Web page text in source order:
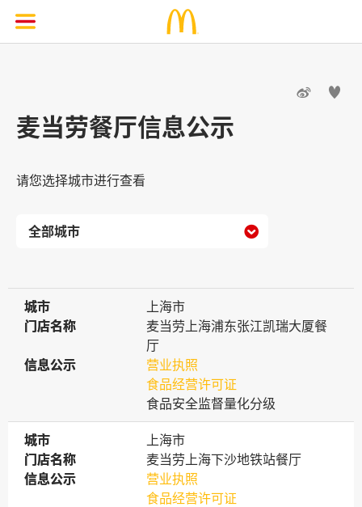
 
麦当劳餐厅信息公示
请您选择城市进行查看

城市
城市
上海市
门店名称
门店名称
麦当劳上海浦东张江凯瑞大厦餐
厅
信息公示
信息公示
营业执照
食品经营许可证
食品安全监督量化分级
城市
城市
上海市
门店名称
门店名称
麦当劳上海下沙地铁站餐厅
信息公示
信息公示
营业执照
食品经营许可证